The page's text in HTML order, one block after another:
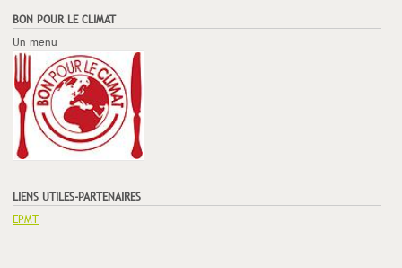
BON POUR LE CLIMAT
Un menu
LIENS UTILES-PARTENAIRES
EPMT